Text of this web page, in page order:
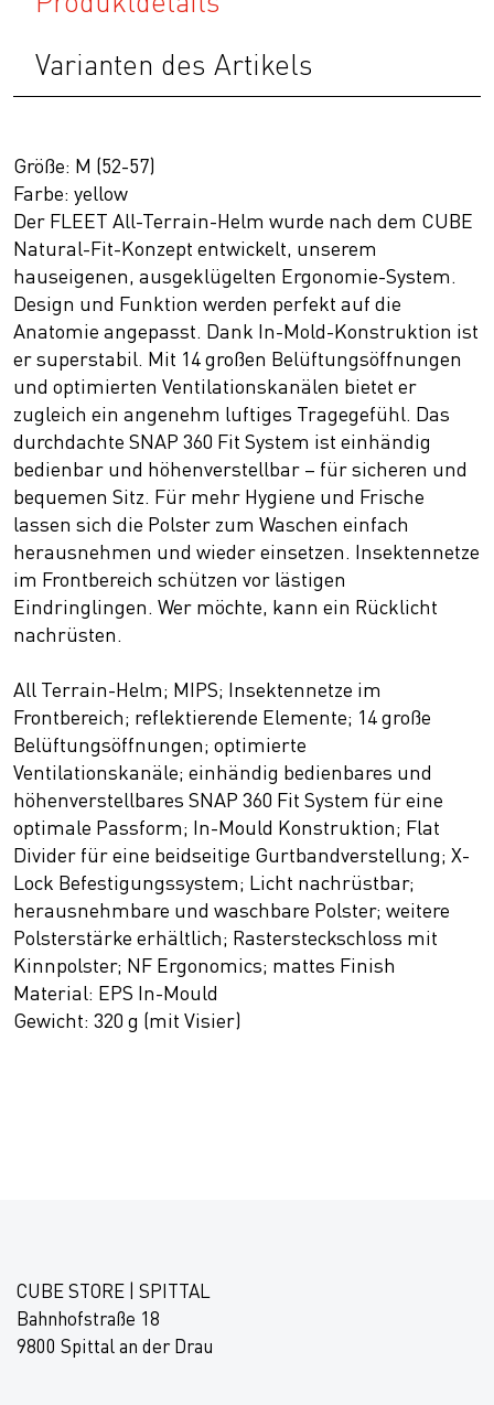
Varianten des Artikels
Größe: M (52-57)
Farbe: yellow
Der FLEET All-Terrain-Helm wurde nach dem CUBE
Natural-Fit-Konzept entwickelt, unserem
hauseigenen, ausgeklügelten Ergonomie-System.
Design und Funktion werden perfekt auf die
Anatomie angepasst. Dank In-Mold-Konstruktion ist
er superstabil. Mit 14 großen Belüftungsöffnungen
und optimierten Ventilationskanälen bietet er
zugleich ein angenehm luftiges Tragegefühl. Das
durchdachte SNAP 360 Fit System ist einhändig
bedienbar und höhenverstellbar – für sicheren und
bequemen Sitz. Für mehr Hygiene und Frische
lassen sich die Polster zum Waschen einfach
herausnehmen und wieder einsetzen. Insektennetze
im Frontbereich schützen vor lästigen
Eindringlingen. Wer möchte, kann ein Rücklicht
nachrüsten.
All Terrain-Helm; MIPS; Insektennetze im
Frontbereich; reflektierende Elemente; 14 große
Belüftungsöffnungen; optimierte
Ventilationskanäle; einhändig bedienbares und
höhenverstellbares SNAP 360 Fit System für eine
optimale Passform; In-Mould Konstruktion; Flat
Divider für eine beidseitige Gurtbandverstellung; X-
Lock Befestigungssystem; Licht nachrüstbar;
herausnehmbare und waschbare Polster; weitere
Polsterstärke erhältlich; Rastersteckschloss mit
Kinnpolster; NF Ergonomics; mattes Finish
Material: EPS In-Mould
Gewicht: 320 g (mit Visier)
CUBE STORE | SPITTAL
Bahnhofstraße 18
9800 Spittal an der Drau